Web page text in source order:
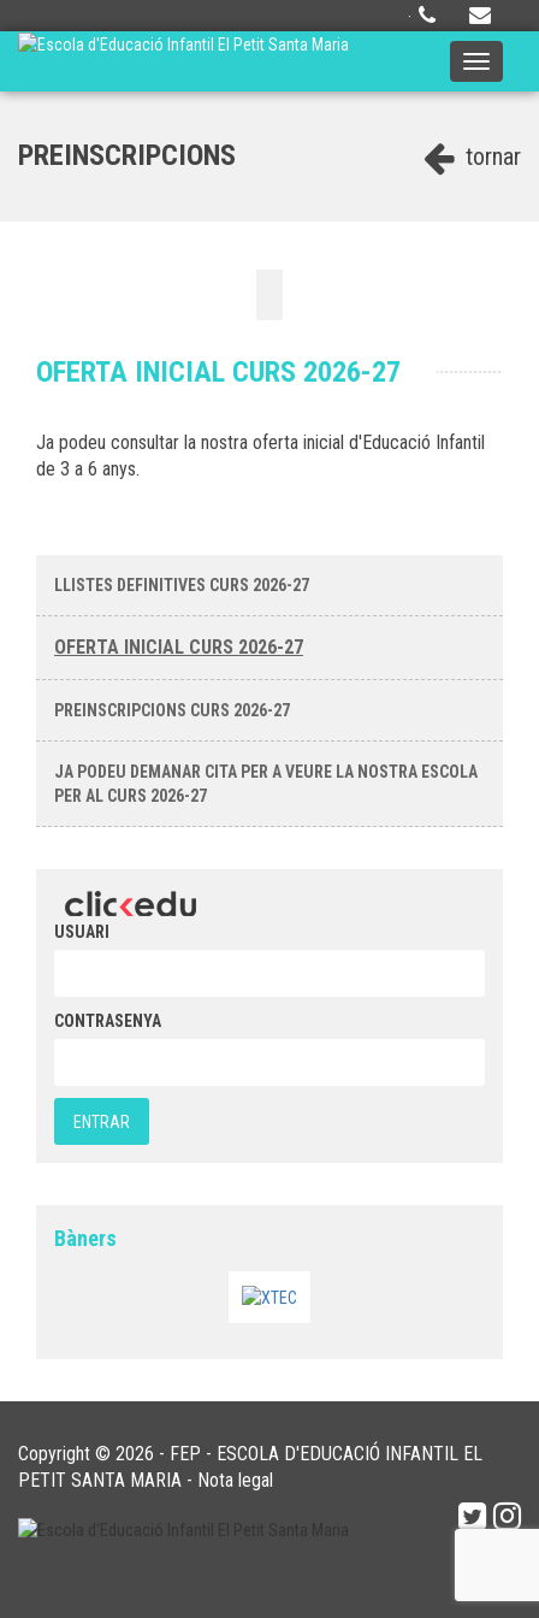
·
Toggle
tornar
PREINSCRIPCIONS
OFERTA INICIAL CURS 2026-27
Ja podeu consultar la nostra oferta inicial d'Educació Infantil
de 3 a 6 anys.
LLISTES DEFINITIVES CURS 2026-27
OFERTA INICIAL CURS 2026-27
PREINSCRIPCIONS CURS 2026-27
JA PODEU DEMANAR CITA PER A VEURE LA NOSTRA ESCOLA
PER AL CURS 2026-27
USUARI
CONTRASENYA
Bàners
Copyright © 2026 - FEP - ESCOLA D'EDUCACIÓ INFANTIL EL
PETIT SANTA MARIA - Nota legal